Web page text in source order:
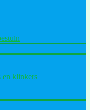
en klinkers